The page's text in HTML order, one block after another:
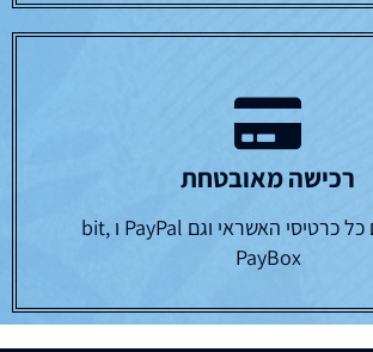
רכישה מאובטחת
עובדים עם כל כרטיסי האשראי וגם PayPal ו bit,
PayBox